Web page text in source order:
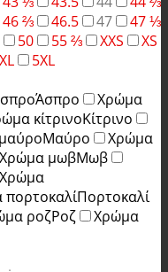
46 ⅔ 46.5 47
47 ⅓
50 55 ⅔ XXS
XS
5XL
Άσπρο
Χρώμα
κίτρινοΚίτρινο
Μαύρο
Χρώμα
Χρώμα μωβΜωβ
Χρώμα
Πορτοκαλί
ροζΡοζ
Χρώμα